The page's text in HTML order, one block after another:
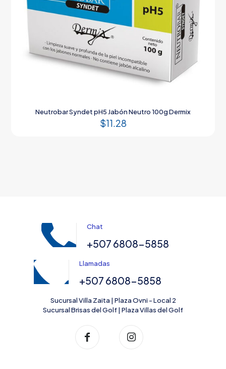
Neutrobar Syndet pH5 Jabón Neutro 100g Dermix
$11.28
Chat
+507 6808-5858
Llamadas
+507 6808-5858
Sucursal Villa Zaita | Plaza Ovni - Local 2
Sucursal Brisas del Golf | Plaza Villas del Golf